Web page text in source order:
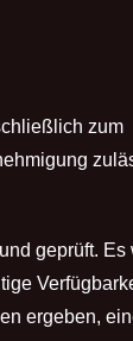
zum
geprüft. Es
ergeben,